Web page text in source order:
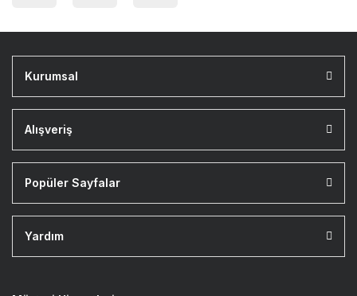
Kurumsal
Alışveriş
Popüler Sayfalar
Yardım